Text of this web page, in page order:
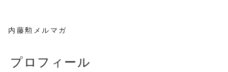
内藤勲メルマガ
プロフィール